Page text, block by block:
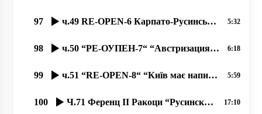
97 ч.49 RE-OPEN-6 Карпато-Русинська Автономна Церковь Сербського Патріархата, 20.11.2020 5:32
98 ч.50 “РЕ-ОУПЕН-7“ “Австризация“ церковной архитектуры Европы в 18-19 веках. 22.11.2020 6:18
99 ч.51 “RE-OPEN-8“ “Київ має написати історію Закарпаття! Не дати закарпатцям написати свою історію“! 5:59
100 Ч.71 Ференц ІІ Ракоци “Русинский народ данного слова придерживается“ 17:10